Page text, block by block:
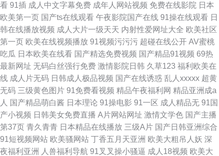
看 91插 成人中文字幕免费 成年人网站视频 免费在线影院 日本
欧美第一页 国产ts在线观看 午夜影院国产在线 91操在线观看 日
韩在线播放视频 成人大片一级天天 内射性爱网址大全 欧美社区
第一页 欧美在线视频播放 91视频污污污 超碰在线公开 AV蜜桃
吃瓜 日本欧美在线看 国产精选免费视频 国产精品91视频 69热
最新网址 无码白丝强行免费 激情影院日韩 久草123 福利欧美在
线 成人片无码 日韩成人极品视频 国产在线诱惑 乱人xxxxx 超黄
无码 三级黄色图片 91免费看视频 精品午夜福利网 精品亚洲成a
人 国产精品萌白酱 日本理论 91操电影 91一区 成人精品无 91国
产小视频 日韩美女免费直播 A片网站网址 激情文学色 国产主播
第37页 青久青青 日本精品在线播放 三级A片 国产日韩亚洲综合
91短视频网站 欧美骚网站 丁香五月天亚洲 欧美大粗吊人妖 深
夜福利亚洲
人兽福利导航 91叉叉操小骚逼 成人18视频 欧美大